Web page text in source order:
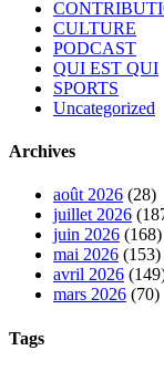
CULTURE
PODCAST
QUI EST QUI
SPORTS
Uncategorized
Archives
août 2026 (28)
juillet 2026
juin 2026 (168)
mai 2026 (153)
avril 2026
mars 2026 (70)
Tags